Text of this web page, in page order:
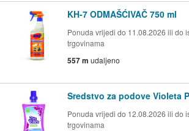
KH-7 ODMAŠĆIVAČ 750 ml
Ponuda vrijedi do 11.08.2026 ili do
trgovinama
557 m udaljeno
Sredstvo za podove Violeta
Ponuda vrijedi do 12.08.2026 ili do
trgovinama